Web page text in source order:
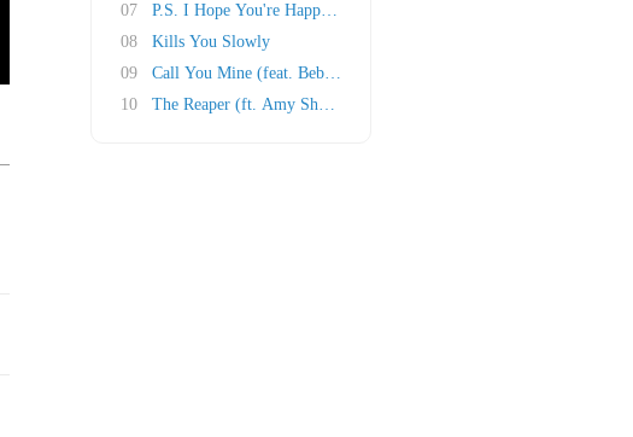
07
P.S. I Hope You're Happy (feat. Blink 182)
08
Kills You Slowly
09
Call You Mine (feat. Bebe Rexha)
10
The Reaper (ft. Amy Shark)